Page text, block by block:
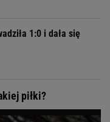
1:0 i dała się
piłki?